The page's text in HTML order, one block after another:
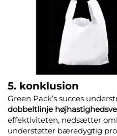
5. konklusion
Green Pack’s succes
dobbeltlinje
effektiviteten, nedsætter
understøtter bæredygtig